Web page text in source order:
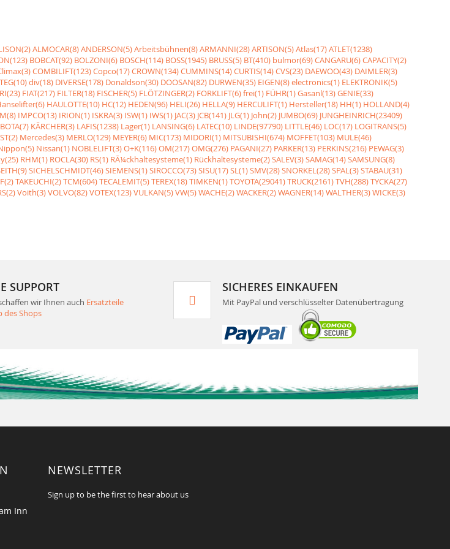
ALMOCAR(8)ANDERSON(5)Arbeitsbühnen(8)ARMANNI(28)ARTISON(5)Atlas(17)ATLET(1238)
BOBCAT(92) BOLZONI(6) BOSCH(114) BOSS(1945) BRUSS(5) BT(410) bulmor(69)CANGARU(6)CAPACITY(2)
COMBILIFT(123)Copco(17)CROWN(134)CUMMINS(14)CURTIS(14)CVS(23) DAEWOO(43) DAIMLER(3)
div(18) DIVERSE(178) Donaldson(30) DOOSAN(82) DURWEN(35) EIGEN(8)electronics(1) ELEKTRONIK(5)
FIAT(217) FILTER(18) FISCHER(5) FLÖTZINGER(2) FORKLIFT(6)frei(1) FÜHR(1)Gasanl(13)GENIE(33)
HAULOTTE(10) HC(12) HEDEN(96) HELI(26) HELLA(9) HERCULIFT(1) Hersteller(18) HH(1) HOLLAND(4)
IMPCO(13) IRION(1) ISKRA(3) ISW(1) IWS(1) JAC(3) JCB(141) JLG(1) John(2) JUMBO(69) JUNGHEINRICH(23409)
KÃRCHER(3) LAFIS(1238) Lager(1) LANSING(6) LATEC(10) LINDE(97790) LITTLE(46) LOC(17) LOGITRANS(5)
Mercedes(3) MERLO(129) MEYER(6) MIC(173) MIDORI(1) MITSUBISHI(674) MOFFET(103) MULE(46)
Nissan(1) NOBLELIFT(3)O+K(116)OM(217)OMG(276) PAGANI(27) PARKER(13) PERKINS(216) PEWAG(3)
RHM(1) ROCLA(30) RS(1) RÃ¼ckhaltesysteme(1) Rückhaltesysteme(2)SALEV(3)SAMAG(14)SAMSUNG(8)
SICHELSCHMIDT(46)SIEMENS(1)SIROCCO(73)SISU(17)SL(1)SMV(28)SNORKEL(28)SPAL(3)STABAU(31)
TAKEUCHI(2)TCM(604)TECALEMIT(5)TEREX(18)TIMKEN(1)TOYOTA(29041)TRUCK(2161)TVH(288)TYCKA(27)
Voith(3)VOLVO(82)VOTEX(123)VULKAN(5)VW(5)WACHE(2)WACKER(2)WAGNER(14)WALTHER(3)WICKE(3)
SUPPORT
wir Ihnen auch Ersatzteile
des Shops
SICHERES EINKAUFEN
Mit PayPal und verschlüsselter Datenübertragung
Inn
NEWSLETTER
Sign up to be the first to hear about us